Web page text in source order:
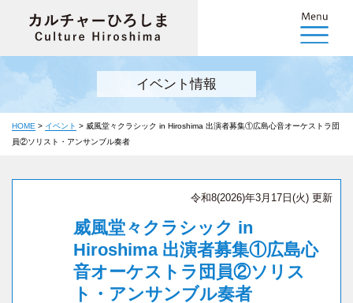
イベント情報
HOME > イベント > 威風堂々クラシック in Hiroshima 出演者募集①広島心音オーケストラ団
員②ソリスト・アンサンブル奏者
令和8(2026)年3月17日(火) 更新
威風堂々クラシック in
Hiroshima 出演者募集①広島心
音オーケストラ団員②ソリス
ト・アンサンブル奏者